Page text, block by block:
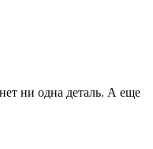
ни одна деталь. А еще